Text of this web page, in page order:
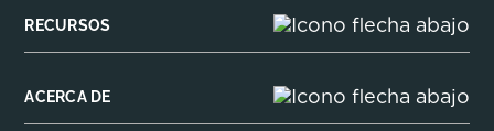
RECURSOS
ACERCA DE